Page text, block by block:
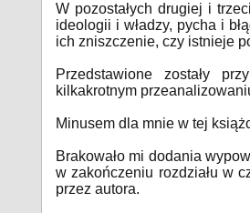
W pozostałych drugiej i
ideologii i władzy, pycha i
ich zniszczenie, czy istnieje
Przedstawione zostały
kilkakrotnym
Minusem dla mnie w tej
Brakowało mi dodania
w zakończeniu rozdziału w
przez autora.